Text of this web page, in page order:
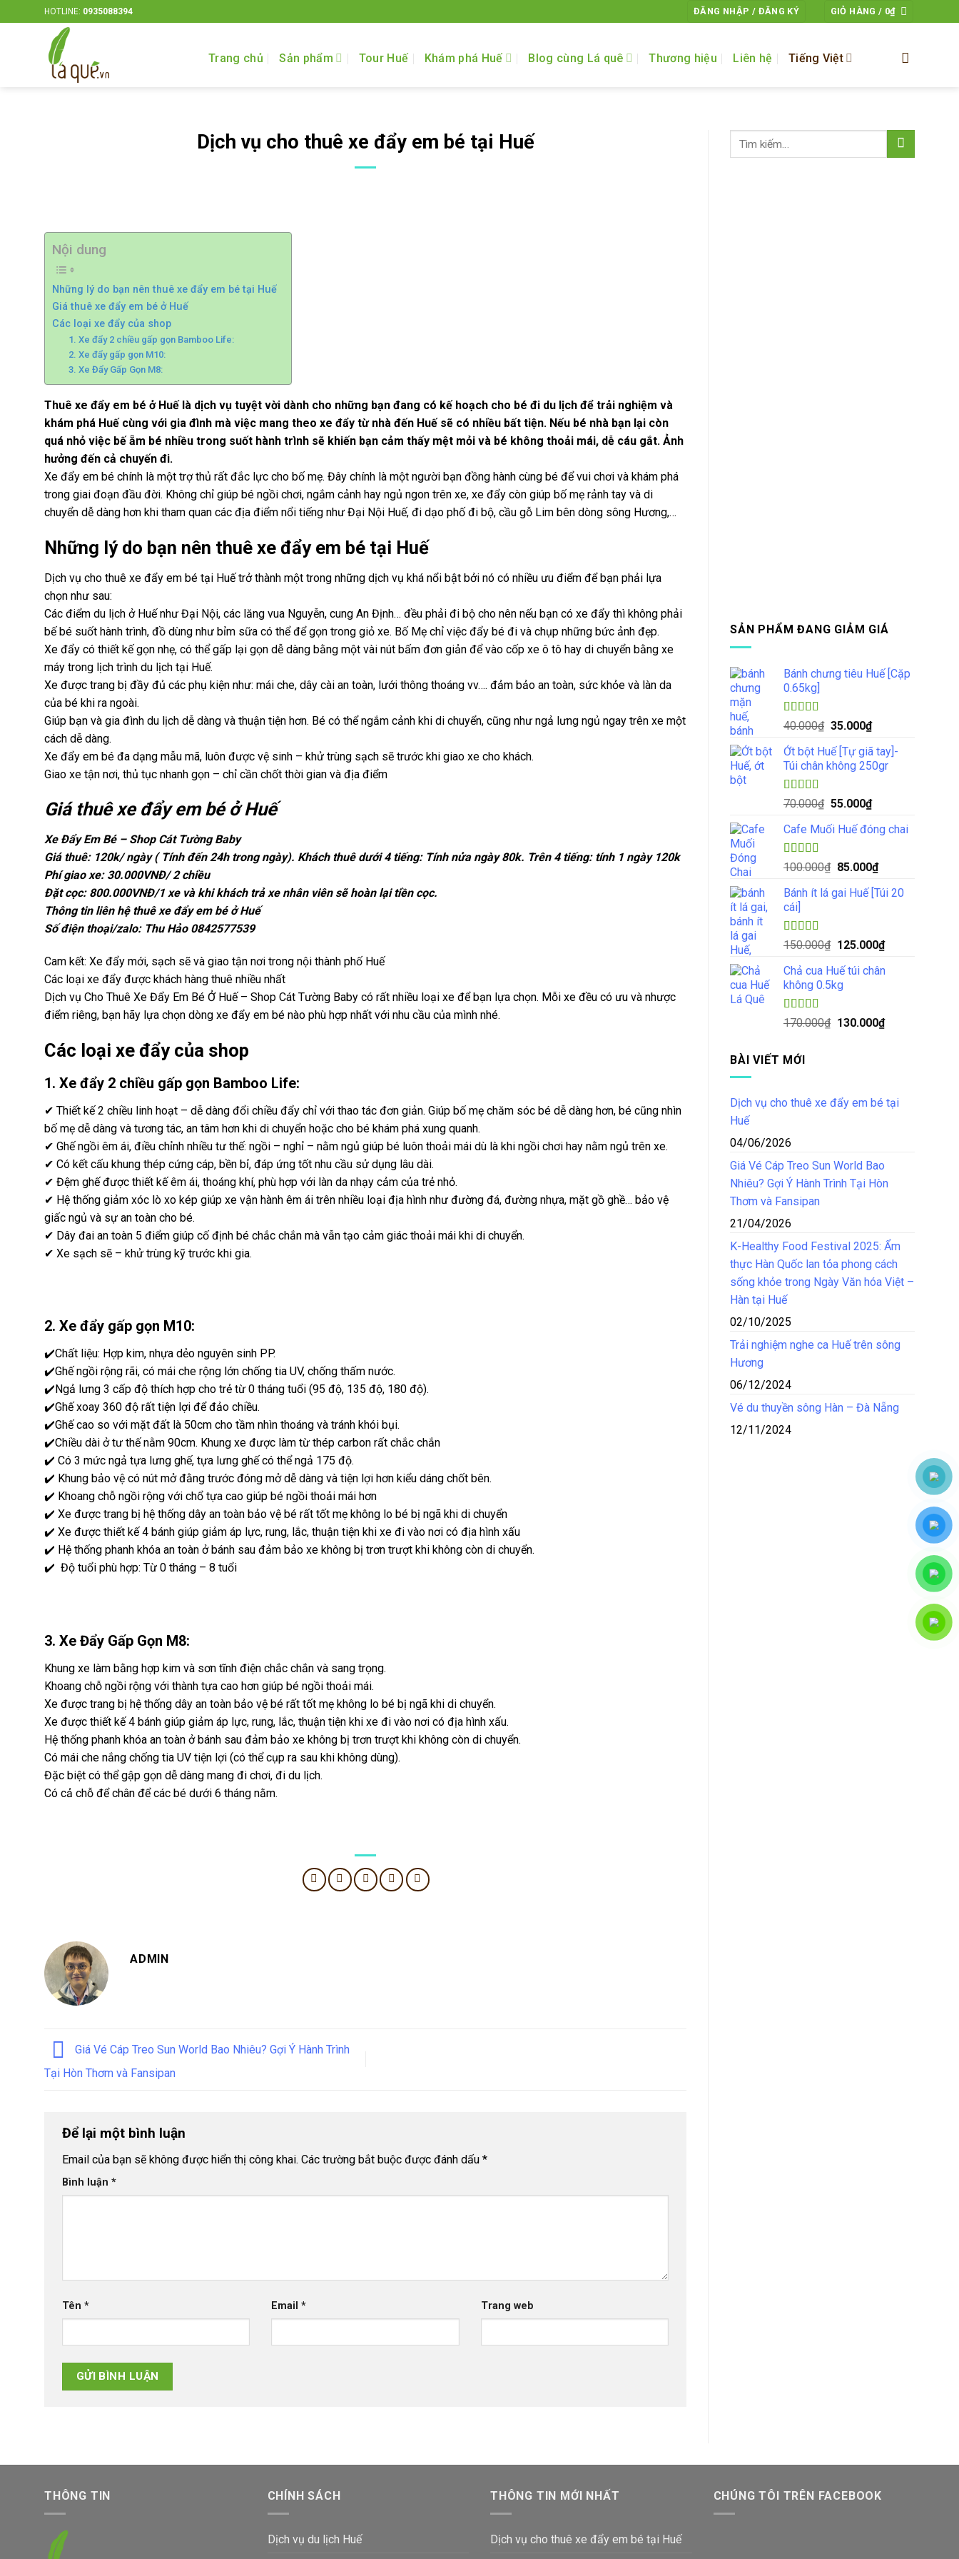
qua
HOTLINE: 0935088394 ĐĂNG NHẬP / ĐĂNG KÝ GIỎ HÀNG / 0₫
Trang chủ Sản phẩm Tour Huế Khám phá Huế Blog cùng Lá quê Thương hiệu Liên hệ Tiếng Việt
Dịch vụ cho thuê xe đẩy em bé tại Huế
Nội dung
Những lý do bạn nên thuê xe đẩy em bé tại Huế
Giá thuê xe đẩy em bé ở Huế
Các loại xe đẩy của shop
1. Xe đẩy 2 chiều gấp gọn Bamboo Life:
2. Xe đẩy gấp gọn M10:
3. Xe Đẩy Gấp Gọn M8:
Thuê xe đẩy em bé ở Huế là dịch vụ tuyệt vời dành cho những bạn đang có kế hoạch cho bé đi du lịch để trải nghiệm và
khám phá Huế cùng với gia đình mà việc mang theo xe đẩy từ nhà đến Huế sẽ có nhiều bất tiện. Nếu bé nhà bạn lại còn
quá nhỏ việc bế ẵm bé nhiều trong suốt hành trình sẽ khiến bạn cảm thấy mệt mỏi và bé không thoải mái, dễ cáu gắt. Ảnh
hưởng đến cả chuyến đi.
Xe đẩy em bé chính là một trợ thủ rất đắc lực cho bố mẹ. Đây chính là một người bạn đồng hành cùng bé để vui chơi và khám phá
trong giai đoạn đầu đời. Không chỉ giúp bé ngồi chơi, ngắm cảnh hay ngủ ngon trên xe, xe đẩy còn giúp bố mẹ rảnh tay và di
chuyển dễ dàng hơn khi tham quan các địa điểm nổi tiếng như Đại Nội Huế, đi dạo phố đi bộ, cầu gỗ Lim bên dòng sông Hương,…
Những lý do bạn nên thuê xe đẩy em bé tại Huế
Dịch vụ cho thuê xe đẩy em bé tại Huế trở thành một trong những dịch vụ khá nổi bật bởi nó có nhiều ưu điểm để bạn phải lựa
chọn như sau:
Các điểm du lịch ở Huế như Đại Nội, các lăng vua Nguyễn, cung An Định… đều phải đi bộ cho nên nếu bạn có xe đẩy thì không phải
bế bé suốt hành trình, đồ dùng như bỉm sữa có thể để gọn trong giỏ xe. Bố Mẹ chỉ việc đẩy bé đi và chụp những bức ảnh đẹp.
Xe đẩy có thiết kế gọn nhẹ, có thể gấp lại gọn dễ dàng bằng một vài nút bấm đơn giản để vào cốp xe ô tô hay di chuyển bằng xe
máy trong lịch trình du lịch tại Huế.
Xe được trang bị đầy đủ các phụ kiện như: mái che, dây cài an toàn, lưới thông thoáng vv…. đảm bảo an toàn, sức khỏe và làn da
của bé khi ra ngoài.
Giúp bạn và gia đình du lịch dễ dàng và thuận tiện hơn. Bé có thể ngắm cảnh khi di chuyển, cũng như ngả lưng ngủ ngay trên xe một
cách dễ dàng.
Xe đẩy em bé đa dạng mẫu mã, luôn được vệ sinh – khử trùng sạch sẽ trước khi giao xe cho khách.
Giao xe tận nơi, thủ tục nhanh gọn – chỉ cần chốt thời gian và địa điểm
Giá thuê xe đẩy em bé ở Huế
Xe Đẩy Em Bé – Shop Cát Tường Baby
Giá thuê: 120k/ ngày ( Tính đến 24h trong ngày). Khách thuê dưới 4 tiếng: Tính nửa ngày 80k. Trên 4 tiếng: tính 1 ngày 120k
Phí giao xe: 30.000VNĐ/ 2 chiều
Đặt cọc: 800.000VNĐ/1 xe và khi khách trả xe nhân viên sẽ hoàn lại tiền cọc.
Thông tin liên hệ thuê xe đẩy em bé ở Huế
Số điện thoại/zalo: Thu Hảo 0842577539
Cam kết: Xe đẩy mới, sạch sẽ và giao tận nơi trong nội thành phố Huế
Các loại xe đẩy được khách hàng thuê nhiều nhất
Dịch vụ Cho Thuê Xe Đẩy Em Bé Ở Huế – Shop Cát Tường Baby có rất nhiều loại xe để bạn lựa chọn. Mỗi xe đều có ưu và nhược
điểm riêng, bạn hãy lựa chọn dòng xe đẩy em bé nào phù hợp nhất với nhu cầu của mình nhé.
Các loại xe đẩy của shop
1. Xe đẩy 2 chiều gấp gọn Bamboo Life:
✔ Thiết kế 2 chiều linh hoạt – dễ dàng đổi chiều đẩy chỉ với thao tác đơn giản. Giúp bố mẹ chăm sóc bé dễ dàng hơn, bé cũng nhìn
bố mẹ dễ dàng và tương tác, an tâm hơn khi di chuyển hoặc cho bé khám phá xung quanh.
✔ Ghế ngồi êm ái, điều chỉnh nhiều tư thế: ngồi – nghỉ – nằm ngủ giúp bé luôn thoải mái dù là khi ngồi chơi hay nằm ngủ trên xe.
✔ Có kết cấu khung thép cứng cáp, bền bỉ, đáp ứng tốt nhu cầu sử dụng lâu dài.
✔ Đệm ghế được thiết kế êm ái, thoáng khí, phù hợp với làn da nhạy cảm của trẻ nhỏ.
✔ Hệ thống giảm xóc lò xo kép giúp xe vận hành êm ái trên nhiều loại địa hình như đường đá, đường nhựa, mặt gồ ghề… bảo vệ
giấc ngủ và sự an toàn cho bé.
✔ Dây đai an toàn 5 điểm giúp cố định bé chắc chắn mà vẫn tạo cảm giác thoải mái khi di chuyển.
✔ Xe sạch sẽ – khử trùng kỹ trước khi gia.
2. Xe đẩy gấp gọn M10:
✔️Chất liệu: Hợp kim, nhựa dẻo nguyên sinh PP.
✔️Ghế ngồi rộng rãi, có mái che rộng lớn chống tia UV, chống thấm nước.
✔️Ngả lưng 3 cấp độ thích hợp cho trẻ từ 0 tháng tuổi (95 độ, 135 độ, 180 độ).
✔️Ghế xoay 360 độ rất tiện lợi để đảo chiều.
✔️Ghế cao so với mặt đất là 50cm cho tầm nhìn thoáng và tránh khói bụi.
✔️Chiều dài ở tư thế nằm 90cm. Khung xe được làm từ thép carbon rất chắc chắn
✔️ Có 3 mức ngả tựa lưng ghế, tựa lưng ghế có thể ngả 175 độ.
✔️ Khung bảo vệ có nút mở đằng trước đóng mở dễ dàng và tiện lợi hơn kiểu dáng chốt bên.
✔️ Khoang chỗ ngồi rộng với chổ tựa cao giúp bé ngồi thoải mái hơn
✔️ Xe được trang bị hệ thống dây an toàn bảo vệ bé rất tốt mẹ không lo bé bị ngã khi di chuyển
✔️ Xe được thiết kế 4 bánh giúp giảm áp lực, rung, lắc, thuận tiện khi xe đi vào nơi có địa hình xấu
✔️ Hệ thống phanh khóa an toàn ở bánh sau đảm bảo xe không bị trơn trượt khi không còn di chuyển.
✔️ Độ tuổi phù hợp: Từ 0 tháng – 8 tuổi
3. Xe Đẩy Gấp Gọn M8:
Khung xe làm bằng hợp kim và sơn tĩnh điện chắc chắn và sang trọng.
Khoang chỗ ngồi rộng với thành tựa cao hơn giúp bé ngồi thoải mái.
Xe được trang bị hệ thống dây an toàn bảo vệ bé rất tốt mẹ không lo bé bị ngã khi di chuyển.
Xe được thiết kế 4 bánh giúp giảm áp lực, rung, lắc, thuận tiện khi xe đi vào nơi có địa hình xấu.
Hệ thống phanh khóa an toàn ở bánh sau đảm bảo xe không bị trơn trượt khi không còn di chuyển.
Có mái che nắng chống tia UV tiện lợi (có thể cụp ra sau khi không dùng).
Đặc biệt có thể gập gọn dễ dàng mang đi chơi, đi du lịch.
Có cả chỗ để chân để các bé dưới 6 tháng nằm.
ADMIN
Giá Vé Cáp Treo Sun World Bao Nhiêu? Gợi Ý Hành Trình
Tại Hòn Thơm và Fansipan
Để lại một bình luận
Email của bạn sẽ không được hiển thị công khai. Các trường bắt buộc được đánh dấu *
Bình luận *
Tên * Email* Trang web
SẢN PHẨM ĐANG GIẢM GIÁ
Bánh chưng tiêu Huế [Cặp
0.65kg]
Được xếp
4.33
5 sao
40.000₫ Giá
là:
40.000₫.
35.000₫Giá
tại
là:
Ớt bột Huế [Tự giã tay]-
Túi chân không 250gr
Được xếp
5.00
sao
70.000₫ Giá
là:
55.000₫Giá
tại
55.000₫.
Cafe Muối Huế đóng chai
Được xếp
5.005
sao
100.000₫ Giá
là:
85.000₫Giá
tại
Bánh ít lá gai Huế [Túi 20
cái]
Được xếp
4.57
5 sao
150.000₫ Giá
là:
150.000₫.
125.000₫Giá
tại
Chả cua Huế túi chân
không 0.5kg
Được xếp
4.50
170.000₫ Giá
130.000₫Giá
BÀI VIẾT MỚI
Dịch vụ cho thuê xe đẩy em bé tại
Huế
04/06/2026
Giá Vé Cáp Treo Sun World Bao
Nhiêu? Gợi Ý Hành Trình Tại Hòn
Thơm và Fansipan
21/04/2026
K-Healthy Food Festival 2025: Ẩm
thực Hàn Quốc lan tỏa phong cách
sống khỏe trong Ngày Văn hóa Việt –
Hàn tại Huế
02/10/2025
Trải nghiệm nghe ca Huế trên sông
Hương
06/12/2024
Vé du thuyền sông Hàn – Đà Nẵng
12/11/2024
THÔNG TIN CHÍNH SÁCH
Dịch vụ du lịch Huế
THÔNG TIN MỚI NHẤT
Dịch vụ cho thuê xe đẩy em bé tại Huế
CHÚNG TÔI TRÊN FACEBOOK